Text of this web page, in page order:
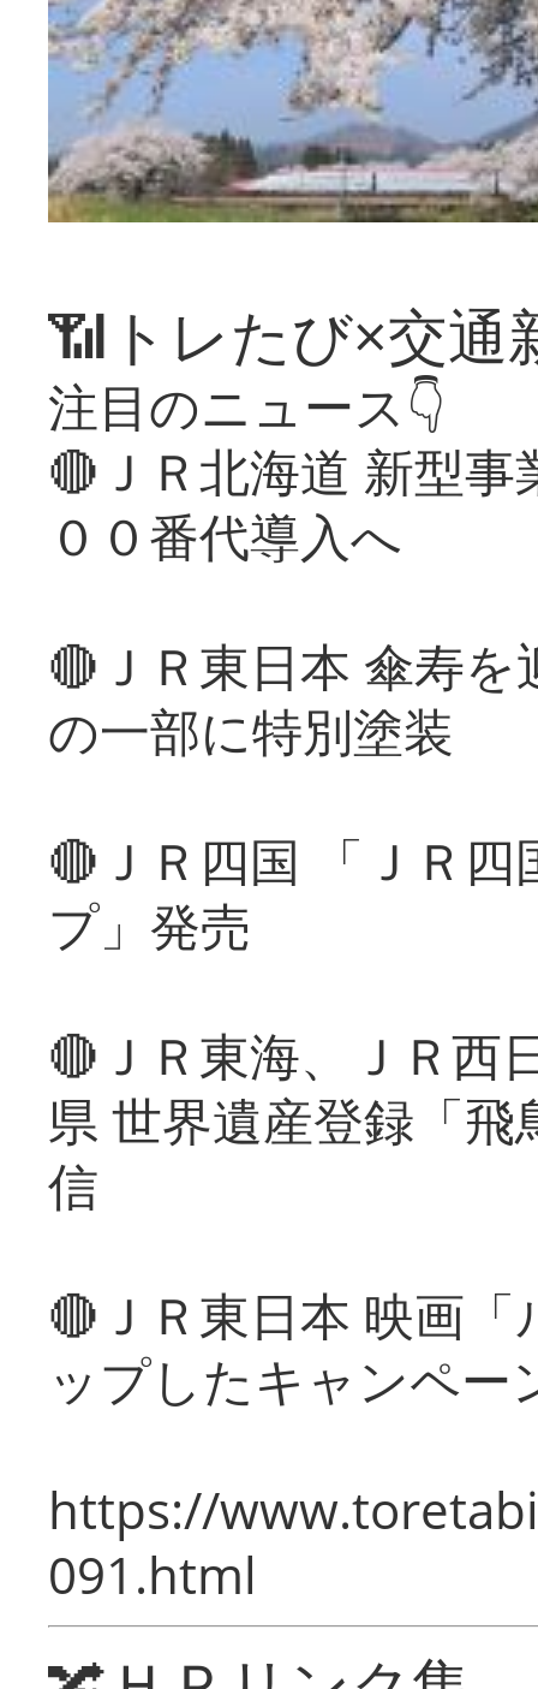
📶トレたび×交通
注目のニュース👇
🔴ＪＲ北海道 新型
００番代導入へ
🔴ＪＲ東日本 傘寿
の一部に特別塗装
🔴ＪＲ四国 「ＪＲ
プ」発売
🔴ＪＲ東海、ＪＲ西
県 世界遺産登録「
信
🔴ＪＲ東日本 映画
ップしたキャンペー
https://
091.html